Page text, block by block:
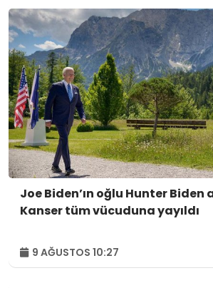
Joe Biden’ın oğlu Hunter Biden
Kanser tüm vücuduna yayıldı
9 AĞUSTOS 10:27